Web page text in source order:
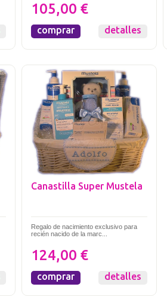
105,00 €
comprar detalles
Canastilla Super Mustela
Regalo de nacimiento exclusivo para
recién nacido de la marc...
124,00 €
comprar detalles